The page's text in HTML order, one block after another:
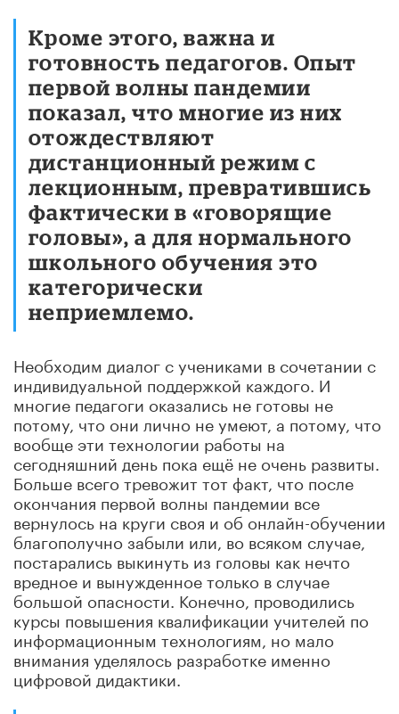
Кроме этого, важна и
готовность педагогов. Опыт
первой волны пандемии
показал, что многие из них
отождествляют
дистанционный режим с
лекционным, превратившись
фактически в «говорящие
головы», а для нормального
школьного обучения это
категорически
неприемлемо.
Необходим диалог с учениками в сочетании с
индивидуальной поддержкой каждого. И
многие педагоги оказались не готовы не
потому, что они лично не умеют, а потому, что
вообще эти технологии работы на
сегодняшний день пока ещё не очень развиты.
Больше всего тревожит тот факт, что после
окончания первой волны пандемии все
вернулось на круги своя и об онлайн-обучении
благополучно забыли или, во всяком случае,
постарались выкинуть из головы как нечто
вредное и вынужденное только в случае
большой опасности. Конечно, проводились
курсы повышения квалификации учителей по
информационным технологиям, но мало
внимания уделялось разработке именно
цифровой дидактики.